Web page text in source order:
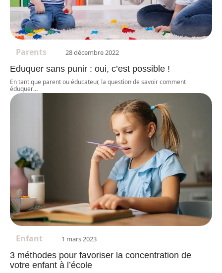
Parents 28 décembre 2022
Eduquer sans punir : oui, c’est possible !
En tant que parent ou éducateur, la question de savoir comment
éduquer…
Enfant 1 mars 2023
3 méthodes pour favoriser la concentration de
votre enfant à l’école